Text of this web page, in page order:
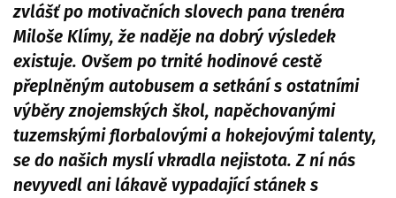
zvlášť po motivačních slovech pana trenéra
Miloše Klímy, že naděje na dobrý výsledek
existuje. Ovšem po trnité hodinové cestě
přeplněným autobusem a setkání s ostatními
výběry znojemských škol, napěchovanými
tuzemskými florbalovými a hokejovými talenty,
se do našich myslí vkradla nejistota. Z ní nás
nevyvedl ani lákavě vypadající stánek s